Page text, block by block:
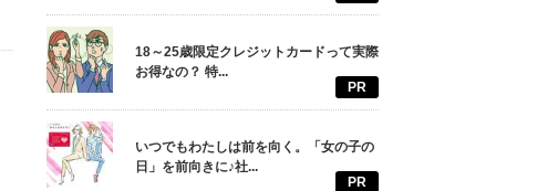
18～25歳限定クレジットカードって実際
お得なの？ 特...
PR
いつでもわたしは前を向く。「女の子の
日」を前向きに♪社...
PR